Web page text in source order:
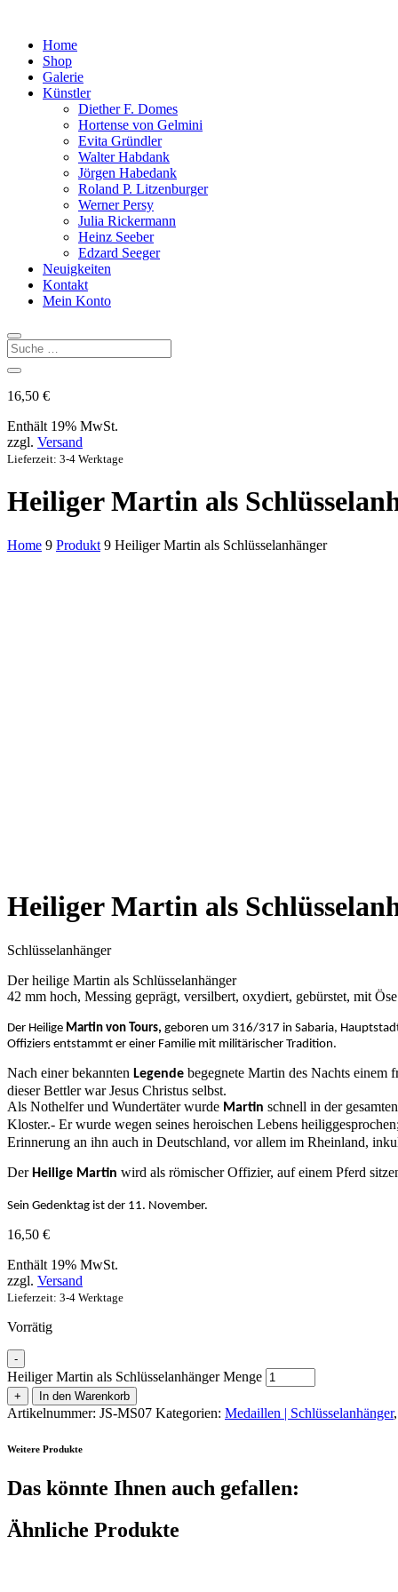
Home
Shop
Galerie
Künstler
Diether F. Domes
Hortense von Gelmini
Evita Gründler
Walter Habdank
Jörgen Habedank
Roland P. Litzenburger
Werner Persy
Julia Rickermann
Heinz Seeber
Edzard Seeger
Neuigkeiten
Kontakt
Mein Konto
16,50 €
Enthält 19% MwSt.
zzgl. Versand
Lieferzeit: 3-4 Werktage
Heiliger Martin als
Home 9 Produkt 9 Heiliger Martin als Schlüsselanhänger
Heiliger Martin als
Schlüsselanhänger
Der heilige Martin als Schlüsselanhänger
42 mm hoch, Messing geprägt, versilbert, oxydiert, gebürstet, mit
Der Heilige Martin von Tours, geboren um 316/317 in Sabaria,
Offiziers entstammt er einer Familie mit militärischer Tradition.
Nach einer bekannten Legende begegnete Martin des Nachts einem
dieser Bettler war Jesus Christus selbst.
Als Nothelfer und Wundertäter wurde Martin schnell in der
Kloster.- Er wurde wegen seines heroischen Lebens
Erinnerung an ihn auch in Deutschland, vor allem im Rheinland,
Der Heilige Martin wird als römischer Offizier, auf einem Pferd
Sein Gedenktag ist der 11. November.
16,50 €
Enthält 19% MwSt.
zzgl. Versand
Lieferzeit: 3-4 Werktage
Vorrätig
-
Heiliger Martin als Schlüsselanhänger Menge
+ In den Warenkorb
Artikelnummer: JS-MS07 Kategorien: Medaillen | Schlüsselanhänger,
Weitere Produkte
Das könnte Ihnen auch gefallen:
Ähnliche Produkte